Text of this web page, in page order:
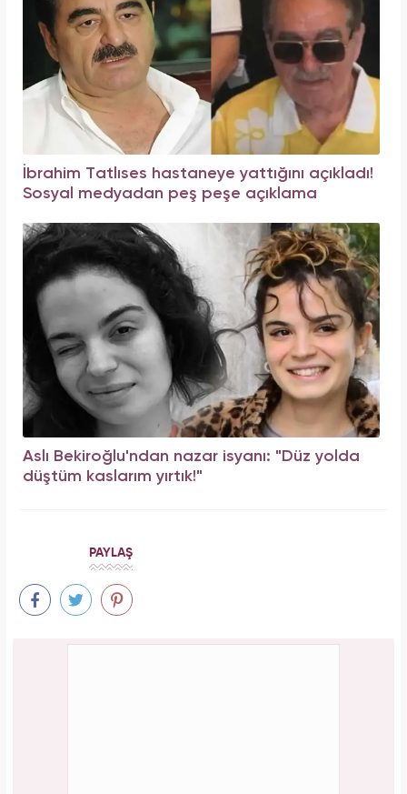
İbrahim Tatlıses hastaneye yattığını açıkladı!
Sosyal medyadan peş peşe açıklama
Aslı Bekiroğlu'ndan nazar isyanı: "Düz yolda
düştüm kaslarım yırtık!"
PAYLAŞ